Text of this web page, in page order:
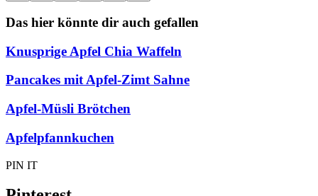
Das hier könnte dir auch gefallen
Knusprige Apfel Chia Waffeln
Pancakes mit Apfel-Zimt Sahne
Apfel-Müsli Brötchen
Apfelpfannkuchen
PIN IT